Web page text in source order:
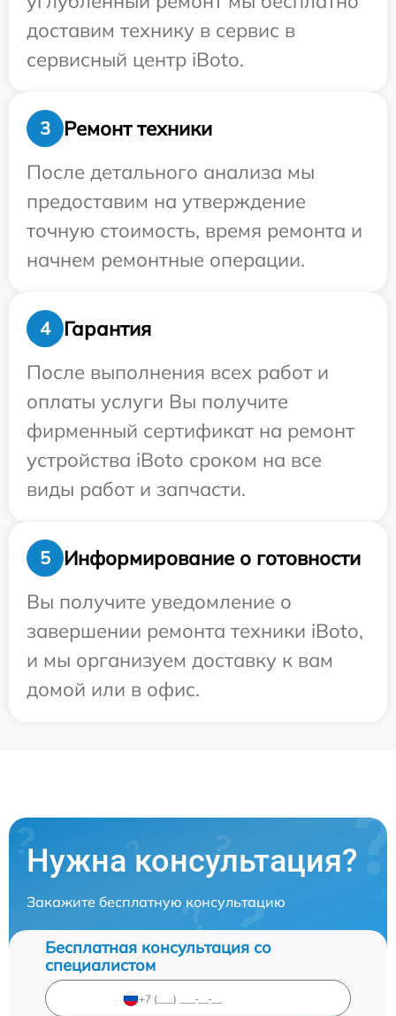
доставим технику в сервис в
сервисный центр iBoto.
3
Ремонт техники
После детального анализа мы
предоставим на утверждение
точную стоимость, время ремонта и
начнем ремонтные операции.
4
Гарантия
После выполнения всех работ и
оплаты услуги Вы получите
фирменный сертификат на ремонт
устройства iBoto сроком на все
виды работ и запчасти.
5
Информирование о готовности
Вы получите уведомление о
завершении ремонта техники iBoto,
и мы организуем доставку к вам
домой или в офис.
Нужна консультация?
Закажите бесплатную консультацию
Бесплатная консультация со
специалистом